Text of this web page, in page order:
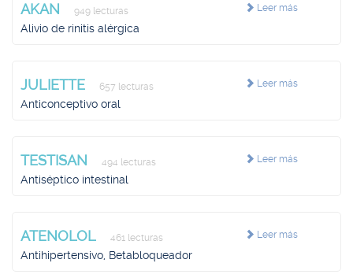
Leer más
AKAN 949 lecturas
Alivio de rinitis alérgica
Leer más
JULIETTE 657 lecturas
Anticonceptivo oral
Leer más
TESTISAN 494 lecturas
Antiséptico intestinal
Leer más
ATENOLOL 461 lecturas
Antihipertensivo, Betabloqueador